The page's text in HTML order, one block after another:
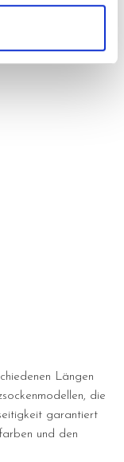
Längen
die
garantiert
und den